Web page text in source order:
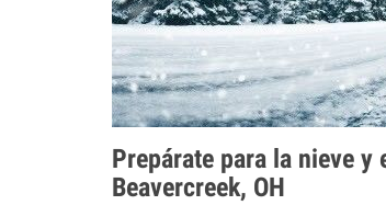
Prepárate para la nieve y
Beavercreek, OH